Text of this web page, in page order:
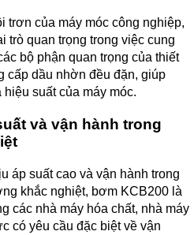
trơn của máy móc công nghiệp,
trò quan trọng trong việc cung
bộ phận quan trọng của thiết
cấp dầu nhờn đều đặn, giúp
suất của máy móc.
và vận hành trong
áp suất cao và vận hành trong
khắc nghiệt, bơm KCB200 là
các nhà máy hóa chất, nhà máy
có yêu cầu đặc biệt về vận